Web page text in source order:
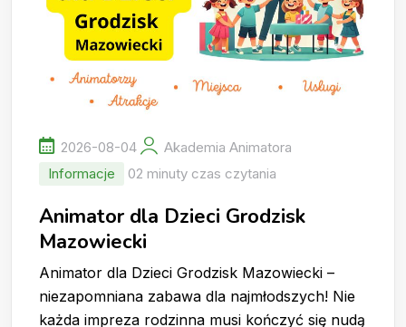
2026-08-04
Akademia Animatora
Informacje
02 minuty czas czytania
Animator dla Dzieci Grodzisk
Mazowiecki
Animator dla Dzieci Grodzisk Mazowiecki –
niezapomniana zabawa dla najmłodszych! Nie
każda impreza rodzinna musi kończyć się nudą